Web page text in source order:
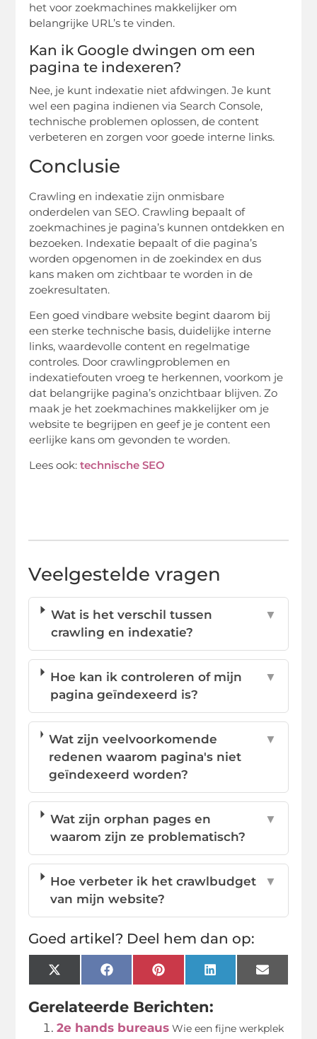
het voor zoekmachines makkelijker om
belangrijke URL’s te vinden.
Kan ik Google dwingen om een
pagina te indexeren?
Nee, je kunt indexatie niet afdwingen. Je kunt
wel een pagina indienen via Search Console,
technische problemen oplossen, de content
verbeteren en zorgen voor goede interne links.
Conclusie
Crawling en indexatie zijn onmisbare
onderdelen van SEO. Crawling bepaalt of
zoekmachines je pagina’s kunnen ontdekken en
bezoeken. Indexatie bepaalt of die pagina’s
worden opgenomen in de zoekindex en dus
kans maken om zichtbaar te worden in de
zoekresultaten.
Een goed vindbare website begint daarom bij
een sterke technische basis, duidelijke interne
links, waardevolle content en regelmatige
controles. Door crawlingproblemen en
indexatiefouten vroeg te herkennen, voorkom je
dat belangrijke pagina’s onzichtbaar blijven. Zo
maak je het zoekmachines makkelijker om je
website te begrijpen en geef je je content een
eerlijke kans om gevonden te worden.
Lees ook:technische SEO
Veelgestelde vragen
Wat is het verschil tussen
crawling en indexatie?
▼
Hoe kan ik controleren of mijn
pagina geïndexeerd is?
▼
Wat zijn veelvoorkomende
redenen waarom pagina's niet
geïndexeerd worden?
▼
Wat zijn orphan pages en
waarom zijn ze problematisch?
▼
Hoe verbeter ik het crawlbudget
van mijn website?
▼
Goed artikel? Deel hem dan op:
X
(Twitter)
FacebookPinterestLinkedInEmail
Gerelateerde Berichten:
2e hands bureaus Wie een fijne werkplek